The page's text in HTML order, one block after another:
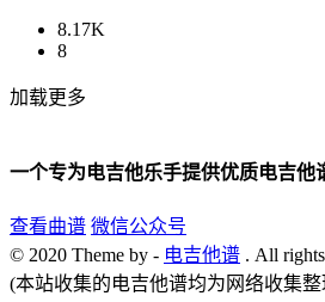
8.17K
8
加载更多
一个专为电吉他乐手提供优质电吉他
查看曲谱 微信公众号
© 2020 Theme by - 电吉他谱 . All
(本站收集的电吉他谱均为网络收集